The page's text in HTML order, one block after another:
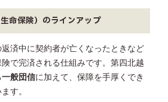
命保険）のラインアップ
済中に契約者が亡くなったときなど
で完済される仕組みです。第四北越
一般団信に加えて、保障を手厚くでき
す。